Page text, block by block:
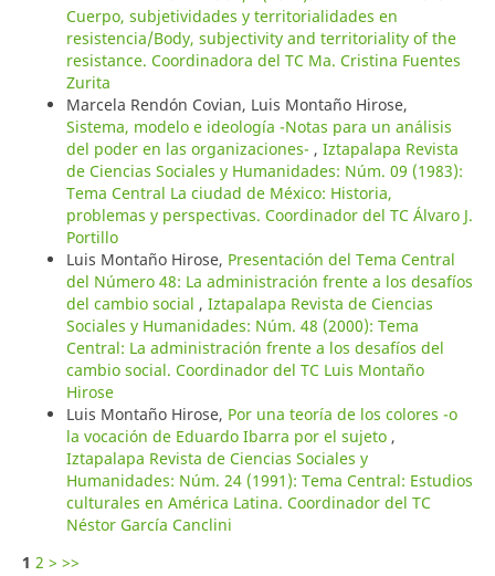
Cuerpo, subjetividades y territorialidades en
resistencia/Body, subjectivity and territoriality of the
resistance. Coordinadora del TC Ma. Cristina Fuentes
Zurita
Marcela Rendón Covian, Luis Montaño Hirose,
Sistema, modelo e ideología -Notas para un análisis
del poder en las organizaciones- , Iztapalapa Revista
de Ciencias Sociales y Humanidades: Núm. 09 (1983):
Tema Central La ciudad de México: Historia,
problemas y perspectivas. Coordinador del TC Álvaro J.
Portillo
Luis Montaño Hirose, Presentación del Tema Central
del Número 48: La administración frente a los desafíos
del cambio social , Iztapalapa Revista de Ciencias
Sociales y Humanidades: Núm. 48 (2000): Tema
Central: La administración frente a los desafíos del
cambio social. Coordinador del TC Luis Montaño
Hirose
Luis Montaño Hirose, Por una teoría de los colores -o
la vocación de Eduardo Ibarra por el sujeto ,
Iztapalapa Revista de Ciencias Sociales y
Humanidades: Núm. 24 (1991): Tema Central: Estudios
culturales en América Latina. Coordinador del TC
Néstor García Canclini
1 2 > >>